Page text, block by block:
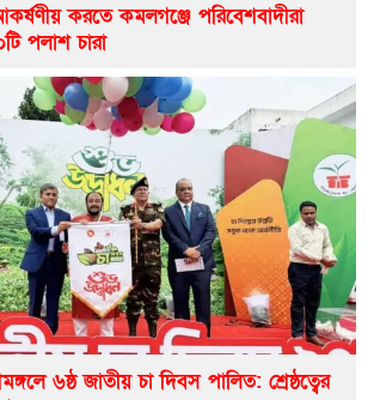
করতে কমলগঞ্জে পরিবেশবাদীরা
পলাশ চারা
৬ষ্ঠ জাতীয় চা দিবস পালিত: শ্রেষ্ঠত্বের